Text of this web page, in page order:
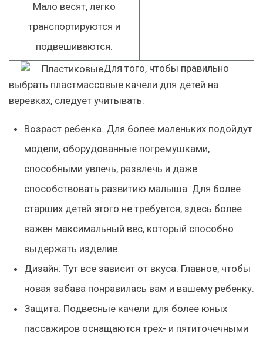
Мало весят, легко
транспортируются и
подвешиваются.
Для того, чтобы правильно
выбрать пластмассовые качели для детей на
веревках, следует учитывать:
Возраст ребенка. Для более маленьких подойдут
модели, оборудованные погремушками,
способными увлечь, развлечь и даже
способствовать развитию малыша. Для более
старших детей этого не требуется, здесь более
важен максимальный вес, который способно
выдержать изделие.
Дизайн. Тут все зависит от вкуса. Главное, чтобы
новая забава понравилась вам и вашему ребенку.
Защита. Подвесные качели для более юных
пассажиров оснащаются трех- и пятиточечными